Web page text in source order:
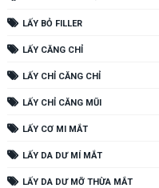
LẤY BỎ FILLER
LẤY CĂNG CHỈ
LẤY CHỈ CĂNG CHỈ
LẤY CHỈ CĂNG MŨI
LẤY CƠ MI MẮT
LẤY DA DƯ MÍ MẮT
LẤY DA DƯ MỠ THỪA MẮT